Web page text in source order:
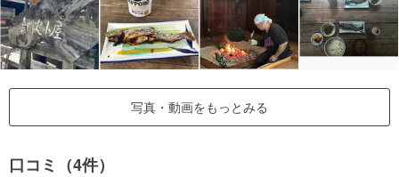
写真・動画をもっとみる
口コミ（4件）